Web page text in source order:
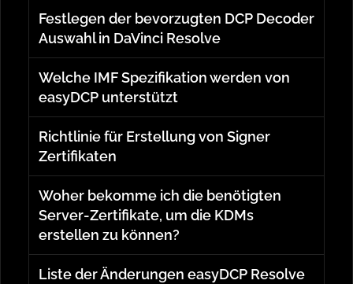
Festlegen der bevorzugten DCP Decoder
Auswahl in DaVinci Resolve
Welche IMF Spezifikation werden von
easyDCP unterstützt
Richtlinie für Erstellung von Signer
Zertifikaten
Woher bekomme ich die benötigten
Server-Zertifikate, um die KDMs
erstellen zu können?
Liste der Änderungen easyDCP Resolve